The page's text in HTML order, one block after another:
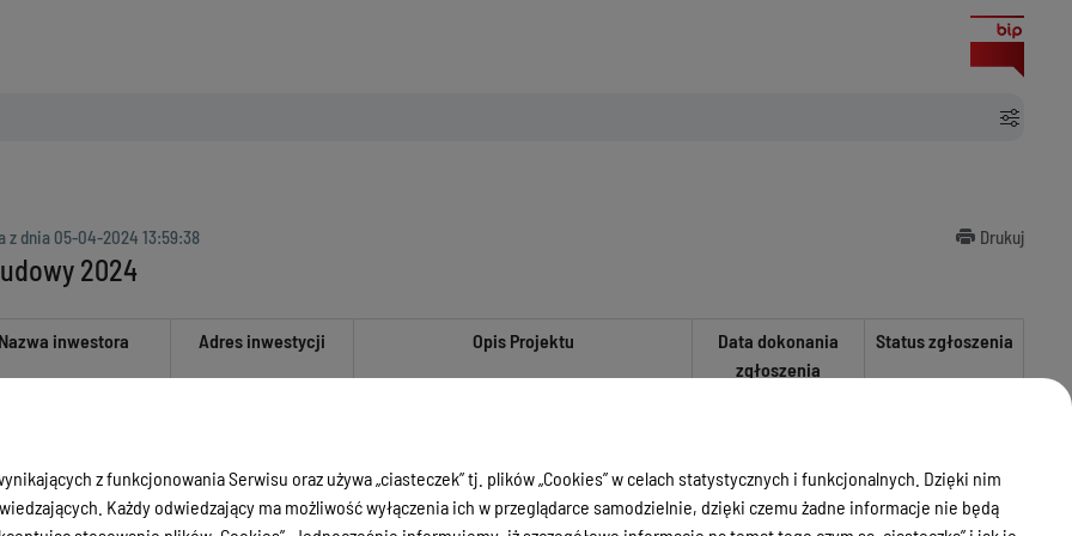
z dnia 05-04-2024 13:59:38 Drukuj
2024
Nazwa inwestora Adres inwestycji Opis Projektu
Data dokonania
zgłoszenia
Status zgłoszenia
z funkcjonowania Serwisu oraz używa „ciasteczek” tj. plików „Cookies” w celach statystycznych i funkcjonalnych. Dzięki nim
Każdy odwiedzający ma możliwość wyłączenia ich w przeglądarce samodzielnie, dzięki czemu żadne informacje nie będą